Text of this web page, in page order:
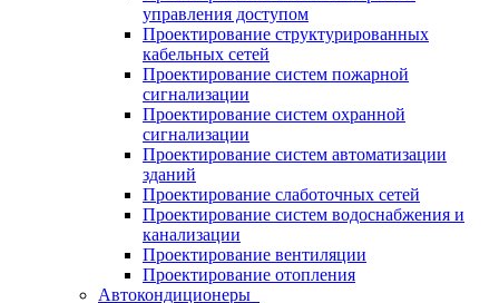
управления доступом
Проектирование структурированных
кабельных сетей
Проектирование систем пожарной
сигнализации
Проектирование систем охранной
сигнализации
Проектирование систем автоматизации
зданий
Проектирование слаботочных сетей
Проектирование систем водоснабжения и
канализации
Проектирование вентиляции
Проектирование отопления
Автокондиционеры